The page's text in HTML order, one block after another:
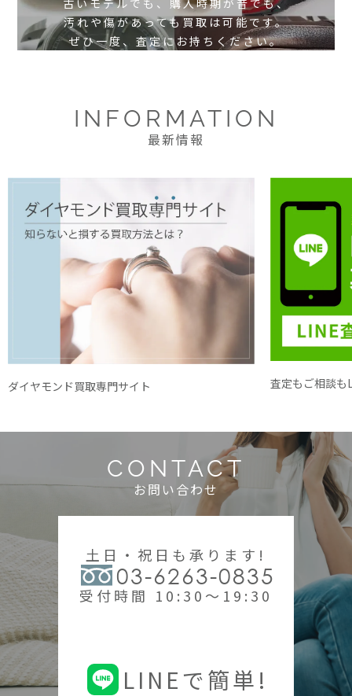
古いモデルでも、購入時期が昔でも、
汚れや傷があっても買取は可能です。
ぜひ一度、査定にお持ちください。
INFORMATION
最新情報
ダイヤモンド買取専門サイト 査定もご相談も
CONTACT
お問い合わせ
土日・祝日も承ります!
03-6263-0835
受付時間 10:30～19:30
LINEで簡単!